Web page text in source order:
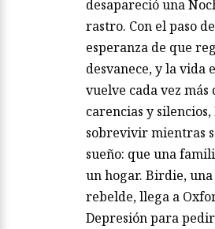
desapareció una
rastro. Con el paso
esperanza de que
desvanece, y la vida
vuelve cada vez más
carencias y
sobrevivir mientras
sueño: que una
un hogar. Birdie,
rebelde, llega a
Depresión para